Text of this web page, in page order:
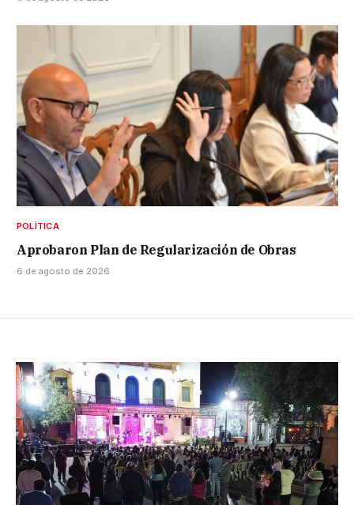
POLÍTICA
Aprobaron Plan de Regularización de Obras
6 de agosto de 2026